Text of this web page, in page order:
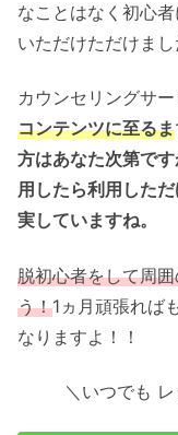
なことはなく初心
いただけただけまし
カウンセリングサー
コンテンツに至るま
方はあなた次第で
用したら利用した
実していますね。
脱初心者をして周
う！1ヵ月頑張れば
なりますよ！！
＼いつでも